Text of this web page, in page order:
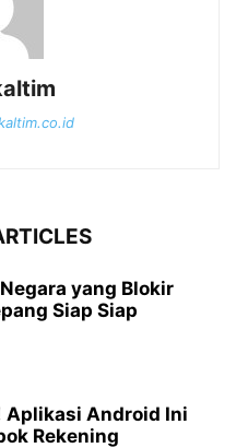
yang Blokir
Siap Siap
Aplikasi Android Ini
Rekening